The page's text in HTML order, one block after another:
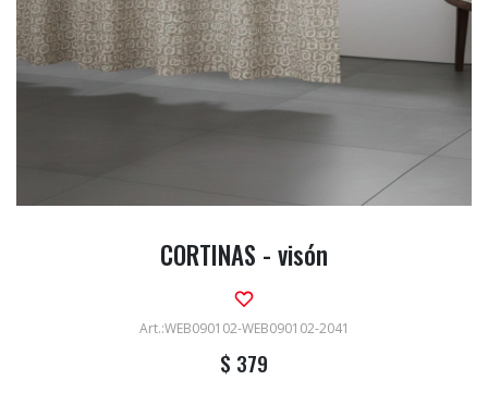
CORTINAS - visón
WEB090102-WEB090102-2041
$ 379